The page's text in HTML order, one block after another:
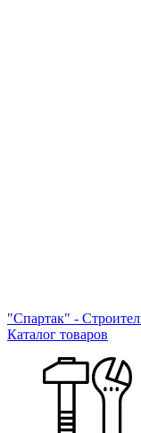
"Спартак" -
Каталог товаров